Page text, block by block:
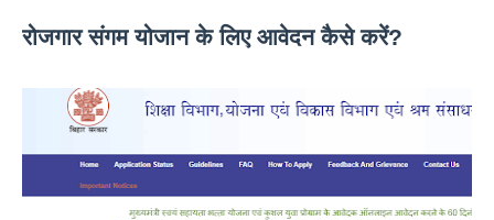
रोजगार संगम योजान के लिए आवेदन कैसे करें?